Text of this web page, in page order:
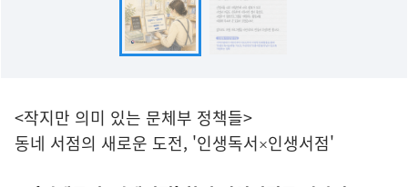
<작지만 의미 있는 문체부 정책들>
동네 서점의 새로운 도전, '인생독서×인생서점'